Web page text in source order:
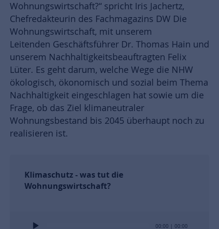
Wohnungswirtschaft?“ spricht Iris Jachertz,
Chefredakteurin des Fachmagazins DW Die
Wohnungswirtschaft, mit unserem
Leitenden Geschäftsführer Dr. Thomas Hain und
unserem Nachhaltigkeitsbeauftragten Felix
Lüter. Es geht darum, welche Wege die NHW
ökologisch, ökonomisch und sozial beim Thema
Nachhaltigkeit eingeschlagen hat sowie um die
Frage, ob das Ziel klimaneutraler
Wohnungsbestand bis 2045 überhaupt noch zu
realisieren ist.
Klimaschutz - was tut die
Wohnungswirtschaft?
Audio
00:00 00:00